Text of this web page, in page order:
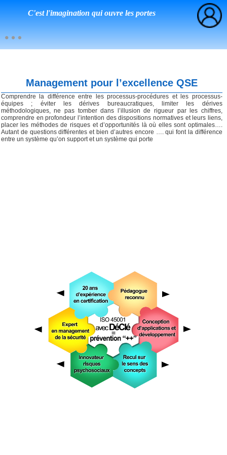
C'est l'imagination qui ouvre les portes
Management pour l’excellence QSE
Comprendre la différence entre les processus-procédures et les processus-
équipes ; éviter les dérives bureaucratiques, limiter les dérives
méthodologiques, ne pas tomber dans l’illusion de rigueur par les chiffres,
comprendre en profondeur l’intention des dispositions normatives et leurs liens,
placer les méthodes de risques et d’opportunités là où elles sont optimales….
Autant de questions différentes et bien d’autres encore …. qui font la différence
entre un système qu’on support et un système qui porte